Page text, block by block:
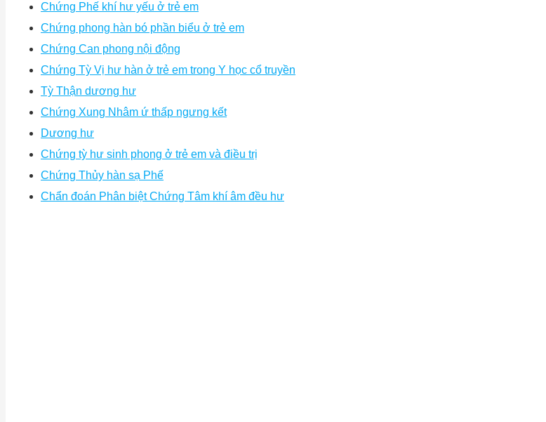
Chứng Phế khí hư yếu ở trẻ em
Chứng phong hàn bó phần biểu ở trẻ em
Chứng Can phong nội động
Chứng Tỳ Vị hư hàn ở trẻ em trong Y học cổ truyền
Tỳ Thận dương hư
Chứng Xung Nhâm ứ thấp ngưng kết
Dương hư
Chứng tỳ hư sinh phong ở trẻ em và điều trị
Chứng Thủy hàn sạ Phế
Chẩn đoán Phân biệt Chứng Tâm khí âm đều hư